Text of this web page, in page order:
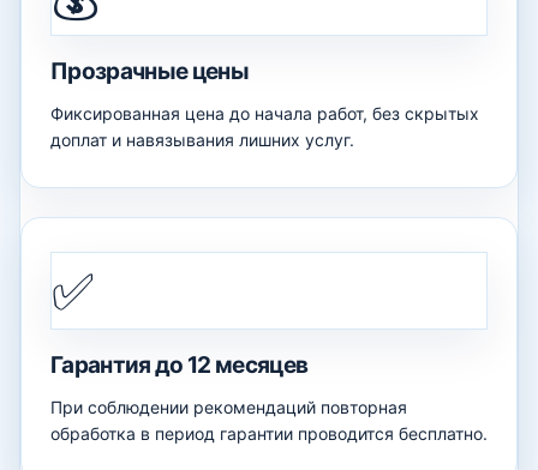
Прозрачные цены
Фиксированная цена до начала работ, без скрытых
доплат и навязывания лишних услуг.
✅
Гарантия до 12 месяцев
При соблюдении рекомендаций повторная
обработка в период гарантии проводится бесплатно.